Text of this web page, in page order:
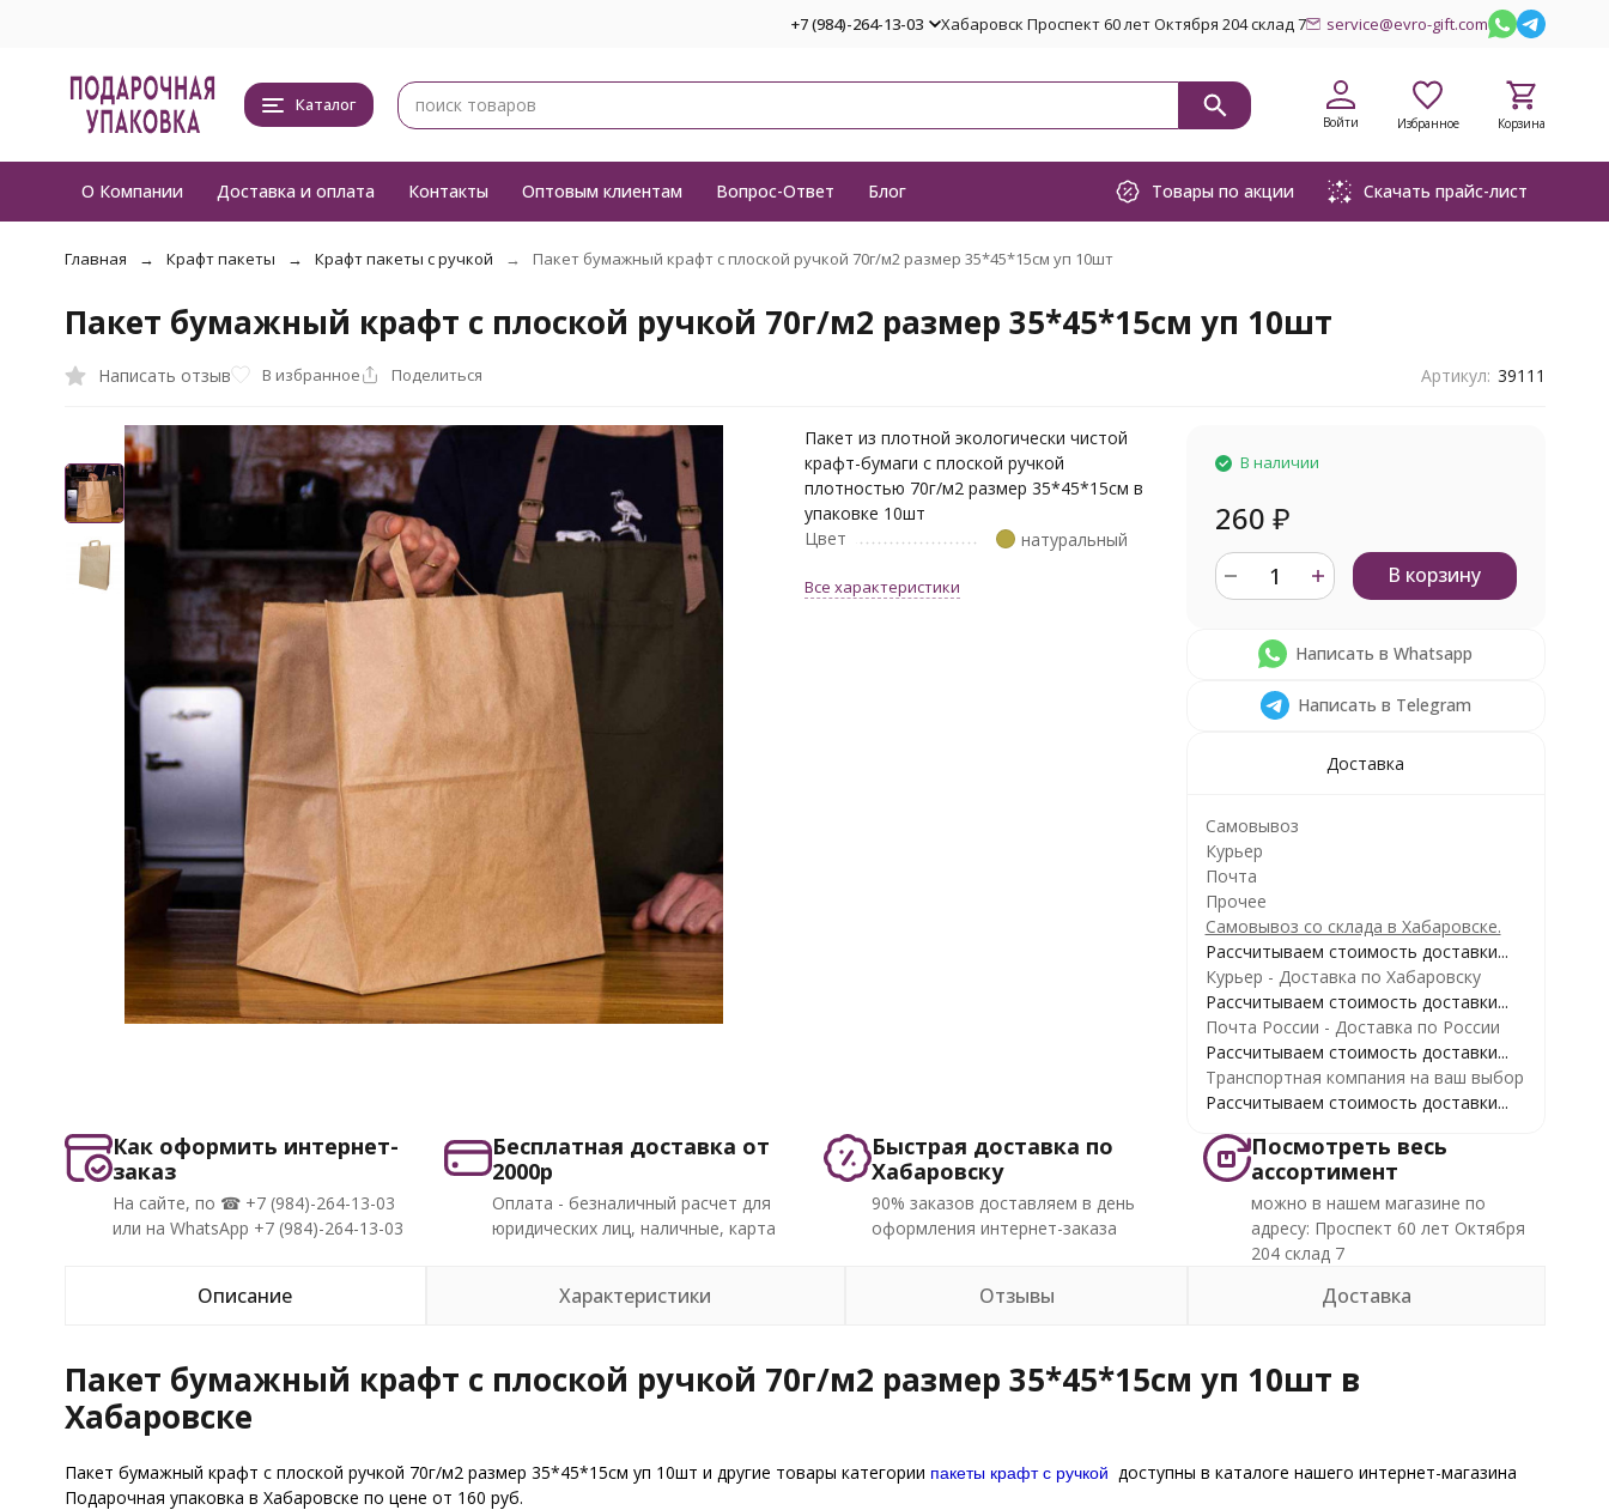
+7 (984)-264-13-03 Хабаровск Проспект 60 лет Октября 204 склад 7 service@evro-gift.com
Каталог
Войти Избранное Корзина
О Компании Доставка и оплата Контакты Оптовым клиентам Вопрос-Ответ Блог Товары по акции Скачать прайс-лист
Главная Крафт пакеты Крафт пакеты с ручкой Пакет бумажный крафт с плоской ручкой 70г/м2 размер 35*45*15см уп 10шт
Пакет бумажный крафт с плоской ручкой 70г/м2 размер 35*45*15см уп 10шт
Написать отзыв В избранное Поделиться Артикул: 39111
Пакет из плотной экологически чистой
крафт-бумаги с плоской ручкой
плотностью 70г/м2 размер 35*45*15см в
упаковке 10шт
Цвет
натуральный
Все характеристики
В наличии
260 ₽
В корзину
Написать в Whatsapp
Написать в Telegram
Доставка
Самовывоз
Курьер
Почта
Прочее
Самовывоз со склада в Хабаровске.
Рассчитываем стоимость доставки...
Курьер - Доставка по Хабаровску
Рассчитываем стоимость доставки...
Почта России - Доставка по России
Рассчитываем стоимость доставки...
Транспортная компания на ваш выбор
Рассчитываем стоимость доставки...
Как оформить интернет-
заказ
На сайте, по ☎ +7 (984)-264-13-03
или на WhatsApp +7 (984)-264-13-03
Бесплатная доставка от
2000р
Оплата - безналичный расчет для
юридических лиц, наличные, карта
Быстрая доставка по
Хабаровску
90% заказов доставляем в день
оформления интернет-заказа
Посмотреть весь
ассортимент
можно в нашем магазине по
адресу: Проспект 60 лет Октября
204 склад 7
Описание Характеристики Отзывы Доставка
Пакет бумажный крафт с плоской ручкой 70г/м2 размер 35*45*15см уп 10шт в
Хабаровске
Пакет бумажный крафт с плоской ручкой 70г/м2 размер 35*45*15см уп 10шт и другие товары категории пакеты крафт с ручкой доступны в каталоге нашего интернет-магазина
Подарочная упаковка в Хабаровске по цене от 160 руб.